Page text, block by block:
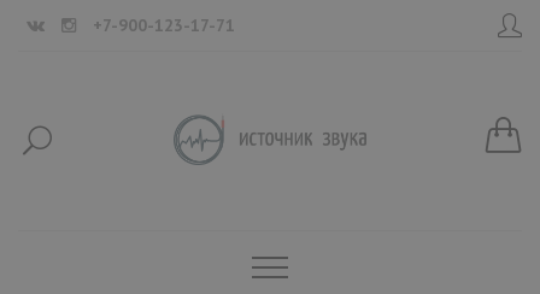
+7-900-123-17-71